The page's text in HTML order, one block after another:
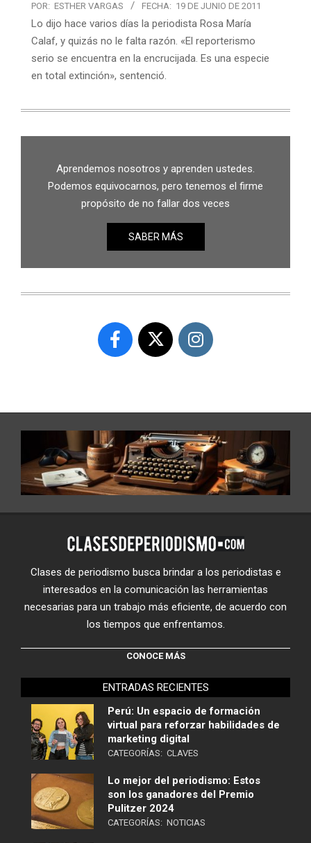
POR: ESTHER VARGAS FECHA: 19 DE JUNIO DE 2011
Lo dijo hace varios días la periodista Rosa María
Calaf, y quizás no le falta razón. «El reporterismo
serio se encuentra en la encrucijada. Es una especie
en total extinción», sentenció.
Aprendemos nosotros y aprenden ustedes.
Podemos equivocarnos, pero tenemos el firme
propósito de no fallar dos veces
SABER MÁS
Clases de periodismo busca brindar a los periodistas e
interesados en la comunicación las herramientas
necesarias para un trabajo más eficiente, de acuerdo con
los tiempos que enfrentamos.
CONOCE MÁS
ENTRADAS RECIENTES
Perú: Un espacio de formación
virtual para reforzar habilidades de
marketing digital
CATEGORÍAS: CLAVES
Lo mejor del periodismo: Estos
son los ganadores del Premio
Pulitzer 2024
CATEGORÍAS: NOTICIAS